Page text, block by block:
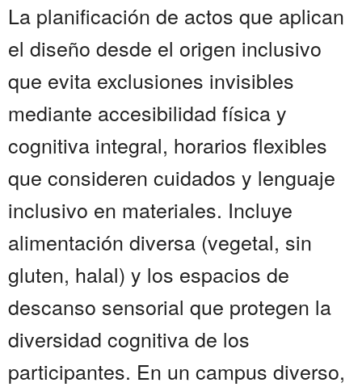
La planificación de actos que aplican
el diseño desde el origen inclusivo
que evita exclusiones invisibles
mediante accesibilidad física y
cognitiva integral, horarios flexibles
que consideren cuidados y lenguaje
inclusivo en materiales. Incluye
alimentación diversa (vegetal, sin
gluten, halal) y los espacios de
descanso sensorial que protegen la
diversidad cognitiva de los
participantes. En un campus diverso,